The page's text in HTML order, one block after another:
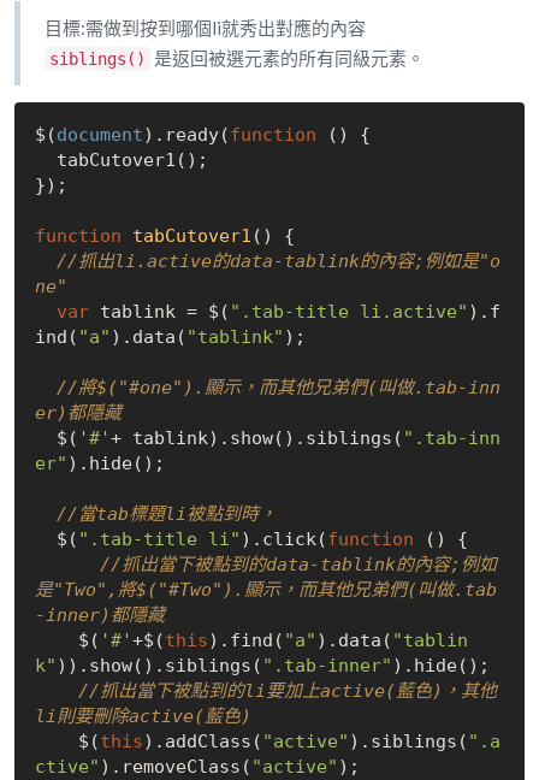
目標:需做到按到哪個li就秀出對應的內容
siblings() 是返回被選元素的所有同級元素。
$(document).ready(function ( ) {
});
function tabCutover1 ( ) {
//抓出li.active的data-tablink的內容;例如是"o
ne"
var tablink = $( ".tab-title li.active" ).f
ind( "a" ).data( "tablink" );
//將$("#one").顯示，而其他兄弟們(叫做.tab-inn
er)都隱藏
  $(
'#' + tablink).show().siblings( ".tab-inn
er" ).hide();
//當tab標題li被點到時，
  $(
".tab-title li" ).click(function ( ) {
//抓出當下被點到的data-tablink的內容;例如
是"Two",將$("#Two").顯示，而其他兄弟們(叫做.tab
-inner)都隱藏
    $(
'#' +$(this).find( "a" ).data( "tablin
k" )).show().siblings( ".tab-inner" ).hide();
//抓出當下被點到的li要加上active(藍色)，其他
li則要刪除active(藍色)
    $(
this).addClass( "active" ).siblings( ".a
ctive" ).removeClass( "active" );